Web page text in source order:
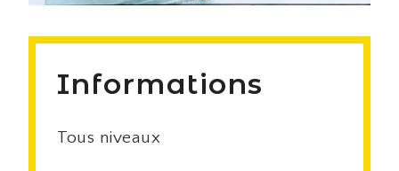
Informations
Tous niveaux